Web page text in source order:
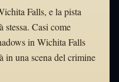
Falls, e la pista
stessa. Casi come
in Wichita Falls
in una scena del crimine